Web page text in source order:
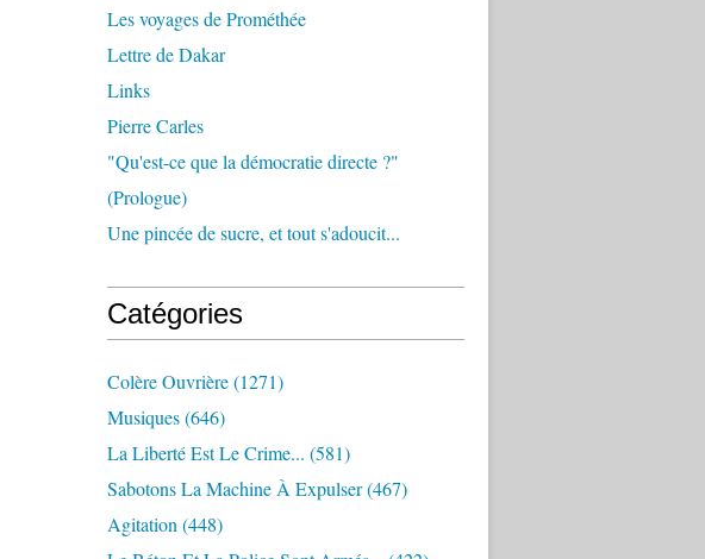
Les voyages de Prométhée
Lettre de Dakar
Links
Pierre Carles
"Qu'est-ce que la démocratie directe ?"
(Prologue)
Une pincée de sucre, et tout s'adoucit...
Catégories
Colère Ouvrière(1271)
Musiques(646)
La Liberté Est Le Crime... (581)
Sabotons La Machine À Expulser(467)
Agitation (448)